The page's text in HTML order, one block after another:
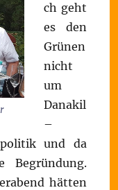
ch geht
es den
Grünen
nicht
um
Danakil
–
und da
Begründung.
hätten